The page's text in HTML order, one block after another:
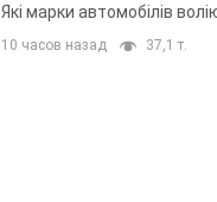
Які марки автомобілів
10 часов назад 37,1 т.